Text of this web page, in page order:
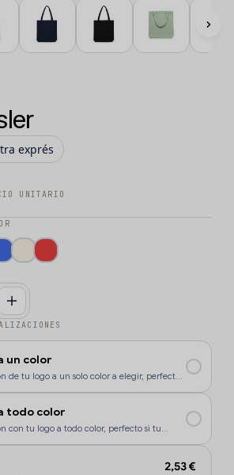
exprés
UNITARIO
un color
de tu logo a un solo color a elegir, perfecto
todo color
con tu logo a todo color, perfecto si tu
2,53 €